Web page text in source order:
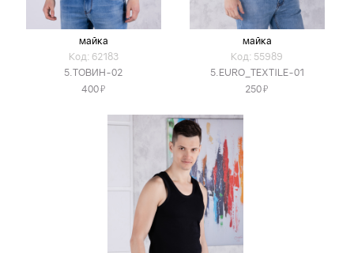
майка
Код: 62183
5.ТОВИН-02
400Я
майка
Код: 55989
5.EURO_TEXTILE-01
250Я